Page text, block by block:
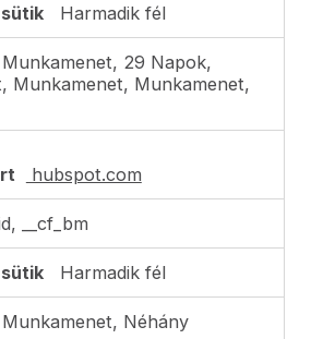
Harmadik fél
Munkamenet, 29 Napok,
Munkamenet, Munkamenet,
hubspot.com
__cf_bm
Harmadik fél
Munkamenet, Néhány